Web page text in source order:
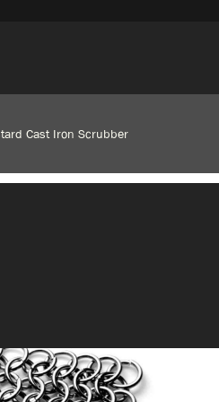
Cast Iron Scrubber